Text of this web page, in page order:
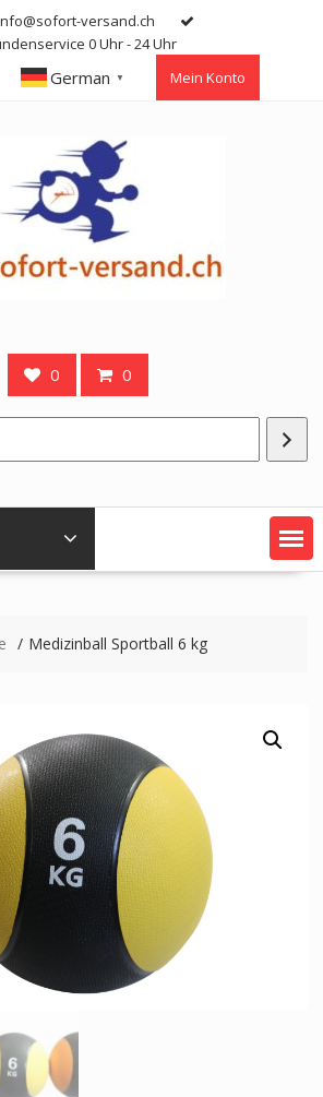
versand.ch
0 Uhr - 24 Uhr
German ▼ Mein Konto
0 0
Medizinball Sportball 6 kg